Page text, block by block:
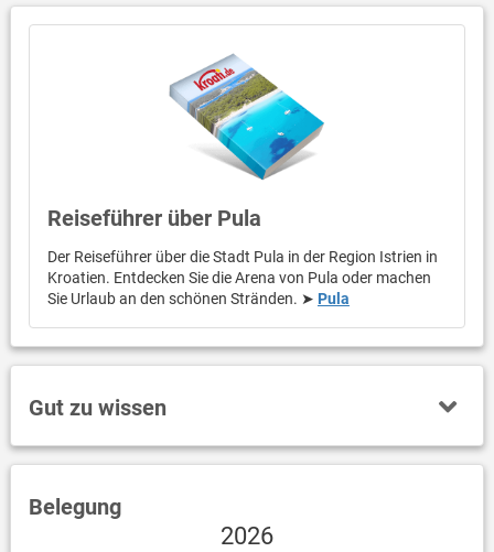
Reiseführer über Pula
Der Reiseführer über die Stadt Pula in der Region Istrien in
Kroatien. Entdecken Sie die Arena von Pula oder machen
Sie Urlaub an den schönen Stränden. ➤ Pula
Gut zu wissen
Belegung
2026